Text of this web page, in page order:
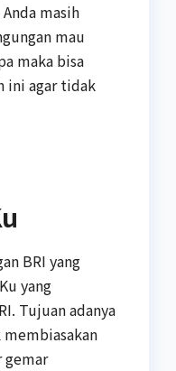
masih
mau
maka bisa
ini agar tidak
BRI yang
yang
Tujuan adanya
gemar